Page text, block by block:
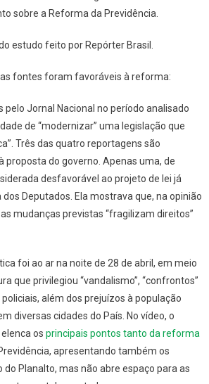
sobre a Reforma da Previdência.
estudo feito por Repórter Brasil
fontes foram favoráveis à reforma:
pelo Jornal Nacional no período analisado
de “modernizar” uma legislação que
Três das quatro reportagens são
proposta do governo. Apenas uma, de
desfavorável ao projeto de lei já
Deputados. Ela mostrava que, na opinião
mudanças previstas “fragilizam direitos”
foi ao ar na noite de 28 de abril, em meio
que privilegiou “vandalismo”, “confrontos”
além dos prejuízos à população
diversas cidades do País. No vídeo, o
os principais pontos tanto da reforma
apresentando também os
Planalto, mas não abre espaço para as